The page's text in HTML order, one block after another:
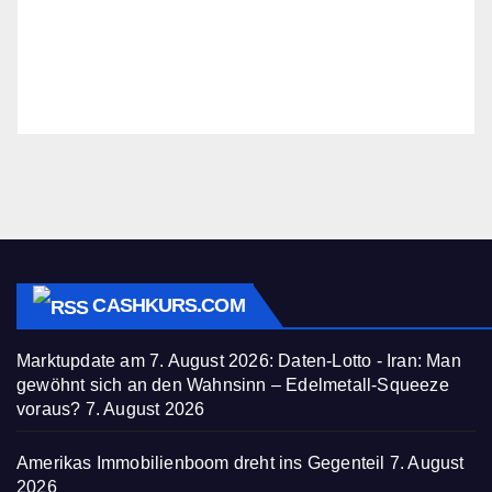
CASHKURS.COM
Marktupdate am 7. August 2026: Daten-Lotto - Iran: Man
gewöhnt sich an den Wahnsinn – Edelmetall-Squeeze
voraus? 7. August 2026
Amerikas Immobilienboom dreht ins Gegenteil 7. August
2026